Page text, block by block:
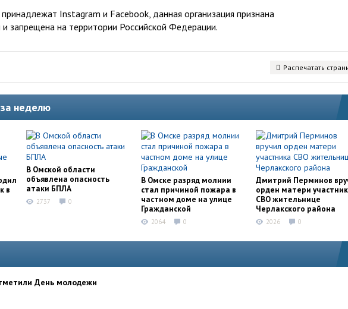
Instagram и Facebook, данная организация признана
и запрещена на территории Российской Федерации.
Распечатать
неделю
в
В Омской области
объявлена опасность
атаки БПЛА
2737 0
В Омске разряд молнии
стал причиной пожара в
частном доме на улице
Гражданской
2064 0
Дмитрий Перминов
орден матери
СВО жительнице
Черлакского района
2026 0
День молодежи